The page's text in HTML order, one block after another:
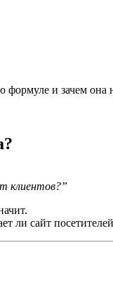
формуле и зачем
клиентов?”
ли сайт